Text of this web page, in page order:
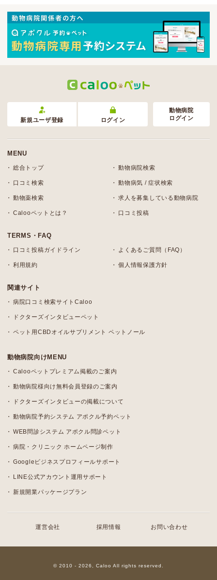
新規ユーザ登録 ログイン
動物病院
ログイン
MENU
総合トップ 動物病院検索
口コミ検索 動物病気 / 症状検索
動物薬検索 求人を募集している動物病院
Calooペットとは？ 口コミ投稿
TERMS・FAQ
口コミ投稿ガイドライン よくあるご質問（FAQ）
利用規約 個人情報保護方針
関連サイト
病院口コミ検索サイトCaloo
ドクターズインタビューペット
ペット用CBDオイルサプリメント ペットノール
動物病院向けMENU
Calooペットプレミアム掲載のご案内
動物病院様向け無料会員登録のご案内
ドクターズインタビューの掲載について
動物病院予約システム アポクル予約ペット
WEB問診システム アポクル問診ペット
病院・クリニック ホームページ制作
Googleビジネスプロフィールサポート
LINE公式アカウント運用サポート
新規開業パッケージプラン
運営会社 採用情報 お問い合わせ
© 2010 - 2026, Caloo All rights reserved.